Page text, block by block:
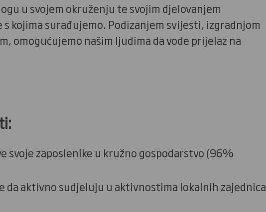
u svojem okruženju te svojim djelovanjem
kojima surađujemo. Podizanjem svijesti, izgradnjom
omogućujemo našim ljudima da vode prijelaz na
svoje zaposlenike u kružno gospodarstvo (96%
da aktivno sudjeluju u aktivnostima lokalnih zajednica